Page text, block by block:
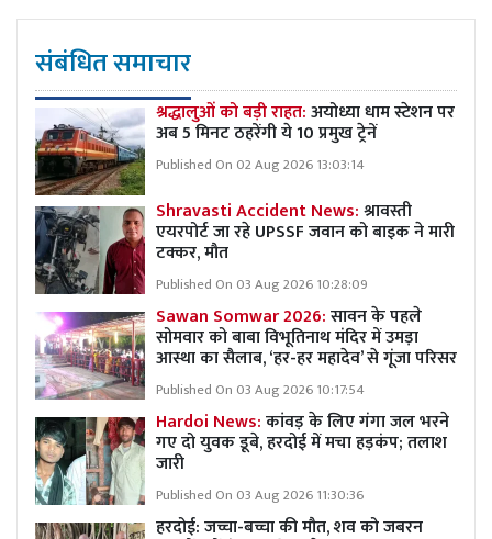
संबंधित समाचार
श्रद्धालुओं को बड़ी राहत:अयोध्या धाम स्टेशन पर
अब 5 मिनट ठहरेंगी ये 10 प्रमुख ट्रेनें
Published On 02 Aug 2026 13:03:14
Shravasti Accident News:श्रावस्ती
एयरपोर्ट जा रहे UPSSF जवान को बाइक ने मारी
टक्कर, मौत
Published On 03 Aug 2026 10:28:09
Sawan Somwar 2026:सावन के पहले
सोमवार को बाबा विभूतिनाथ मंदिर में उमड़ा
आस्था का सैलाब, ‘हर-हर महादेव’ से गूंजा परिसर
Published On 03 Aug 2026 10:17:54
Hardoi News:कांवड़ के लिए गंगा जल भरने
गए दो युवक डूबे, हरदोई में मचा हड़कंप; तलाश
जारी
Published On 03 Aug 2026 11:30:36
हरदोई: जच्चा-बच्चा की मौत, शव को जबरन